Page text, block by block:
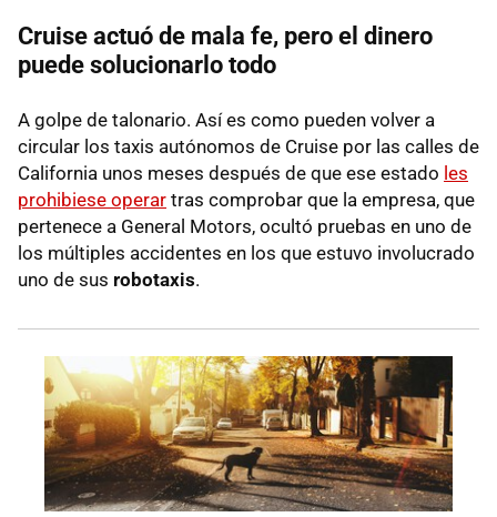
Cruise actuó de mala fe, pero el dinero
puede solucionarlo todo
A golpe de talonario. Así es como pueden volver a
circular los taxis autónomos de Cruise por las calles de
California unos meses después de que ese estado les
prohibiese operar tras comprobar que la empresa, que
pertenece a General Motors, ocultó pruebas en uno de
los múltiples accidentes en los que estuvo involucrado
uno de sus robotaxis.